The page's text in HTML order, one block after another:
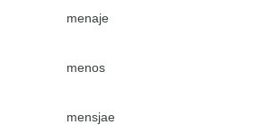
menaje
menos
mensjae